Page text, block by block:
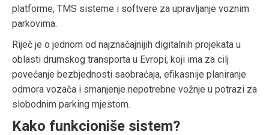
platforme, TMS sisteme i softvere za upravljanje voznim
parkovima.
Riječ je o jednom od najznačajnijih digitalnih projekata u
oblasti drumskog transporta u Evropi, koji ima za cilj
povećanje bezbjednosti saobraćaja, efikasnije planiranje
odmora vozača i smanjenje nepotrebne vožnje u potrazi za
slobodnim parking mjestom.
Kako funkcioniše sistem?